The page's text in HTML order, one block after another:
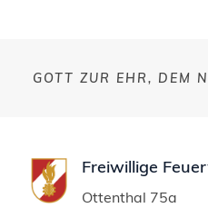
GOTT ZUR EHR, DEM
Freiwillige
Ottenthal 75a